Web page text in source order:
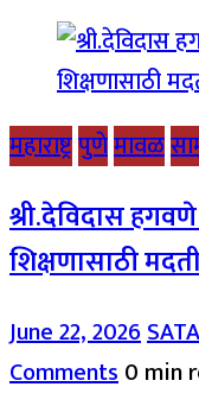
महाराष्ट्रपुणेमावळ
श्री.देविदास हगवणे
शिक्षणासाठी
June 22, 2026
Comments0 min